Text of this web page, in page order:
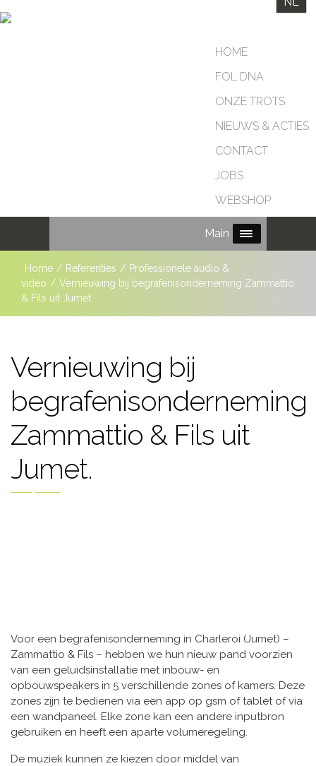
HOME
FOL DNA
ONZE TROTS
NIEUWS & ACTIES
CONTACT
JOBS
WEBSHOP
Main Menu
Home / Referenties / Professionele audio &
video / Vernieuwing bij begrafenisonderneming Zammattio
& Fils uit Jumet.
Vernieuwing bij
begrafenisonderneming
Zammattio & Fils uit
Jumet.
Voor een begrafenisonderneming in Charleroi (Jumet) –
Zammattio & Fils – hebben we hun nieuw pand voorzien
van een geluidsinstallatie met inbouw- en
opbouwspeakers in 5 verschillende zones of kamers. Deze
zones zijn te bedienen via een app op gsm of tablet of via
een wandpaneel. Elke zone kan een andere inputbron
gebruiken en heeft een aparte volumeregeling.
De muziek kunnen ze kiezen door middel van